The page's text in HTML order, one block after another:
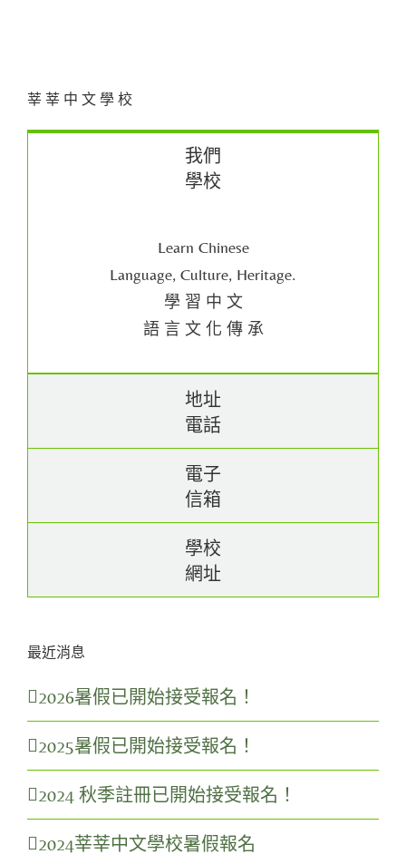
莘 莘 中 文 學 校
我們
學校
Learn Chinese
Language, Culture, Heritage.
學 習 中 文
語 言 文 化 傳 承
地址
電話
電子
信箱
學校
網址
最近消息
2026暑假已開始接受報名！
2025暑假已開始接受報名！
2024 秋季註冊已開始接受報名！
2024莘莘中文學校暑假報名